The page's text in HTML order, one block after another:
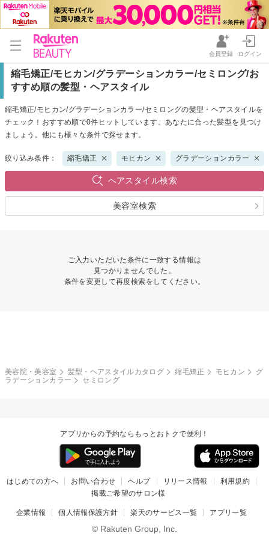
会員登録 ログイン
縮毛矯正/モヒカン/グラデーションカラー/セミロング/お
すすめ順の髪型・ヘアスタイル
縮毛矯正/モヒカン/グラデーションカラー/セミロングの髪型・ヘアスタイルを
チェック！おすすめ順で0件ヒットしています。あなたに合った髪型を見つけ
ましょう。他にも様々な条件で探せます。
絞り込み条件： 縮毛矯正 モヒカン グラデーションカラー
ヘアスタイル検索
美容室検索
ご入力いただいた条件に一致する情報は
見つかりませんでした。
条件を変更して再度検索をしてください。
美容院・美容室 髪型・ヘアスタイルカタログ 縮毛矯正 モヒカン
グ
ラデーションカラー
セミロング
アプリからの予約ならもっとおトクで便利！
はじめての方へ お問い合わせ ヘルプ リリース情報
利用規約
掲載ご希望のサロン様
企業情報 個人情報保護方針 楽天のサービス一覧 アプリ一覧
© Rakuten Group, Inc.